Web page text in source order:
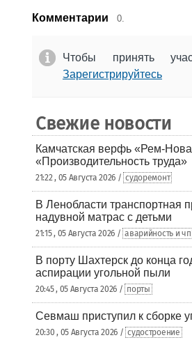
Комментарии 0.
Чтобы принять
Зарегистрируйтесь
Свежие новости
Камчатская верфь «Рем-
«Производительность труда»
21:22 , 05 Августа 2026 / судоремонт
В Ленобласти транспортная
надувной матрас с детьми
21:15 , 05 Августа 2026 / аварийность и чп
В порту Шахтерск до конца
аспирации угольной пыли
20:45 , 05 Августа 2026 / порты
Севмаш приступил к сборке
20:30 , 05 Августа 2026 / судостроение